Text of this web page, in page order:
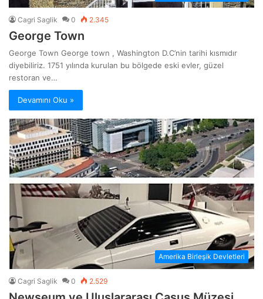
Cagri Saglik 0 2.345
George Town
George Town George town , Washington D.C’nin tarihi kısmıdır
diyebiliriz. 1751 yılında kurulan bu bölgede eski evler, güzel
restoran ve…
Devamını Oku »
Amerika Birleşik Devletleri
Cagri Saglik 0 2.529